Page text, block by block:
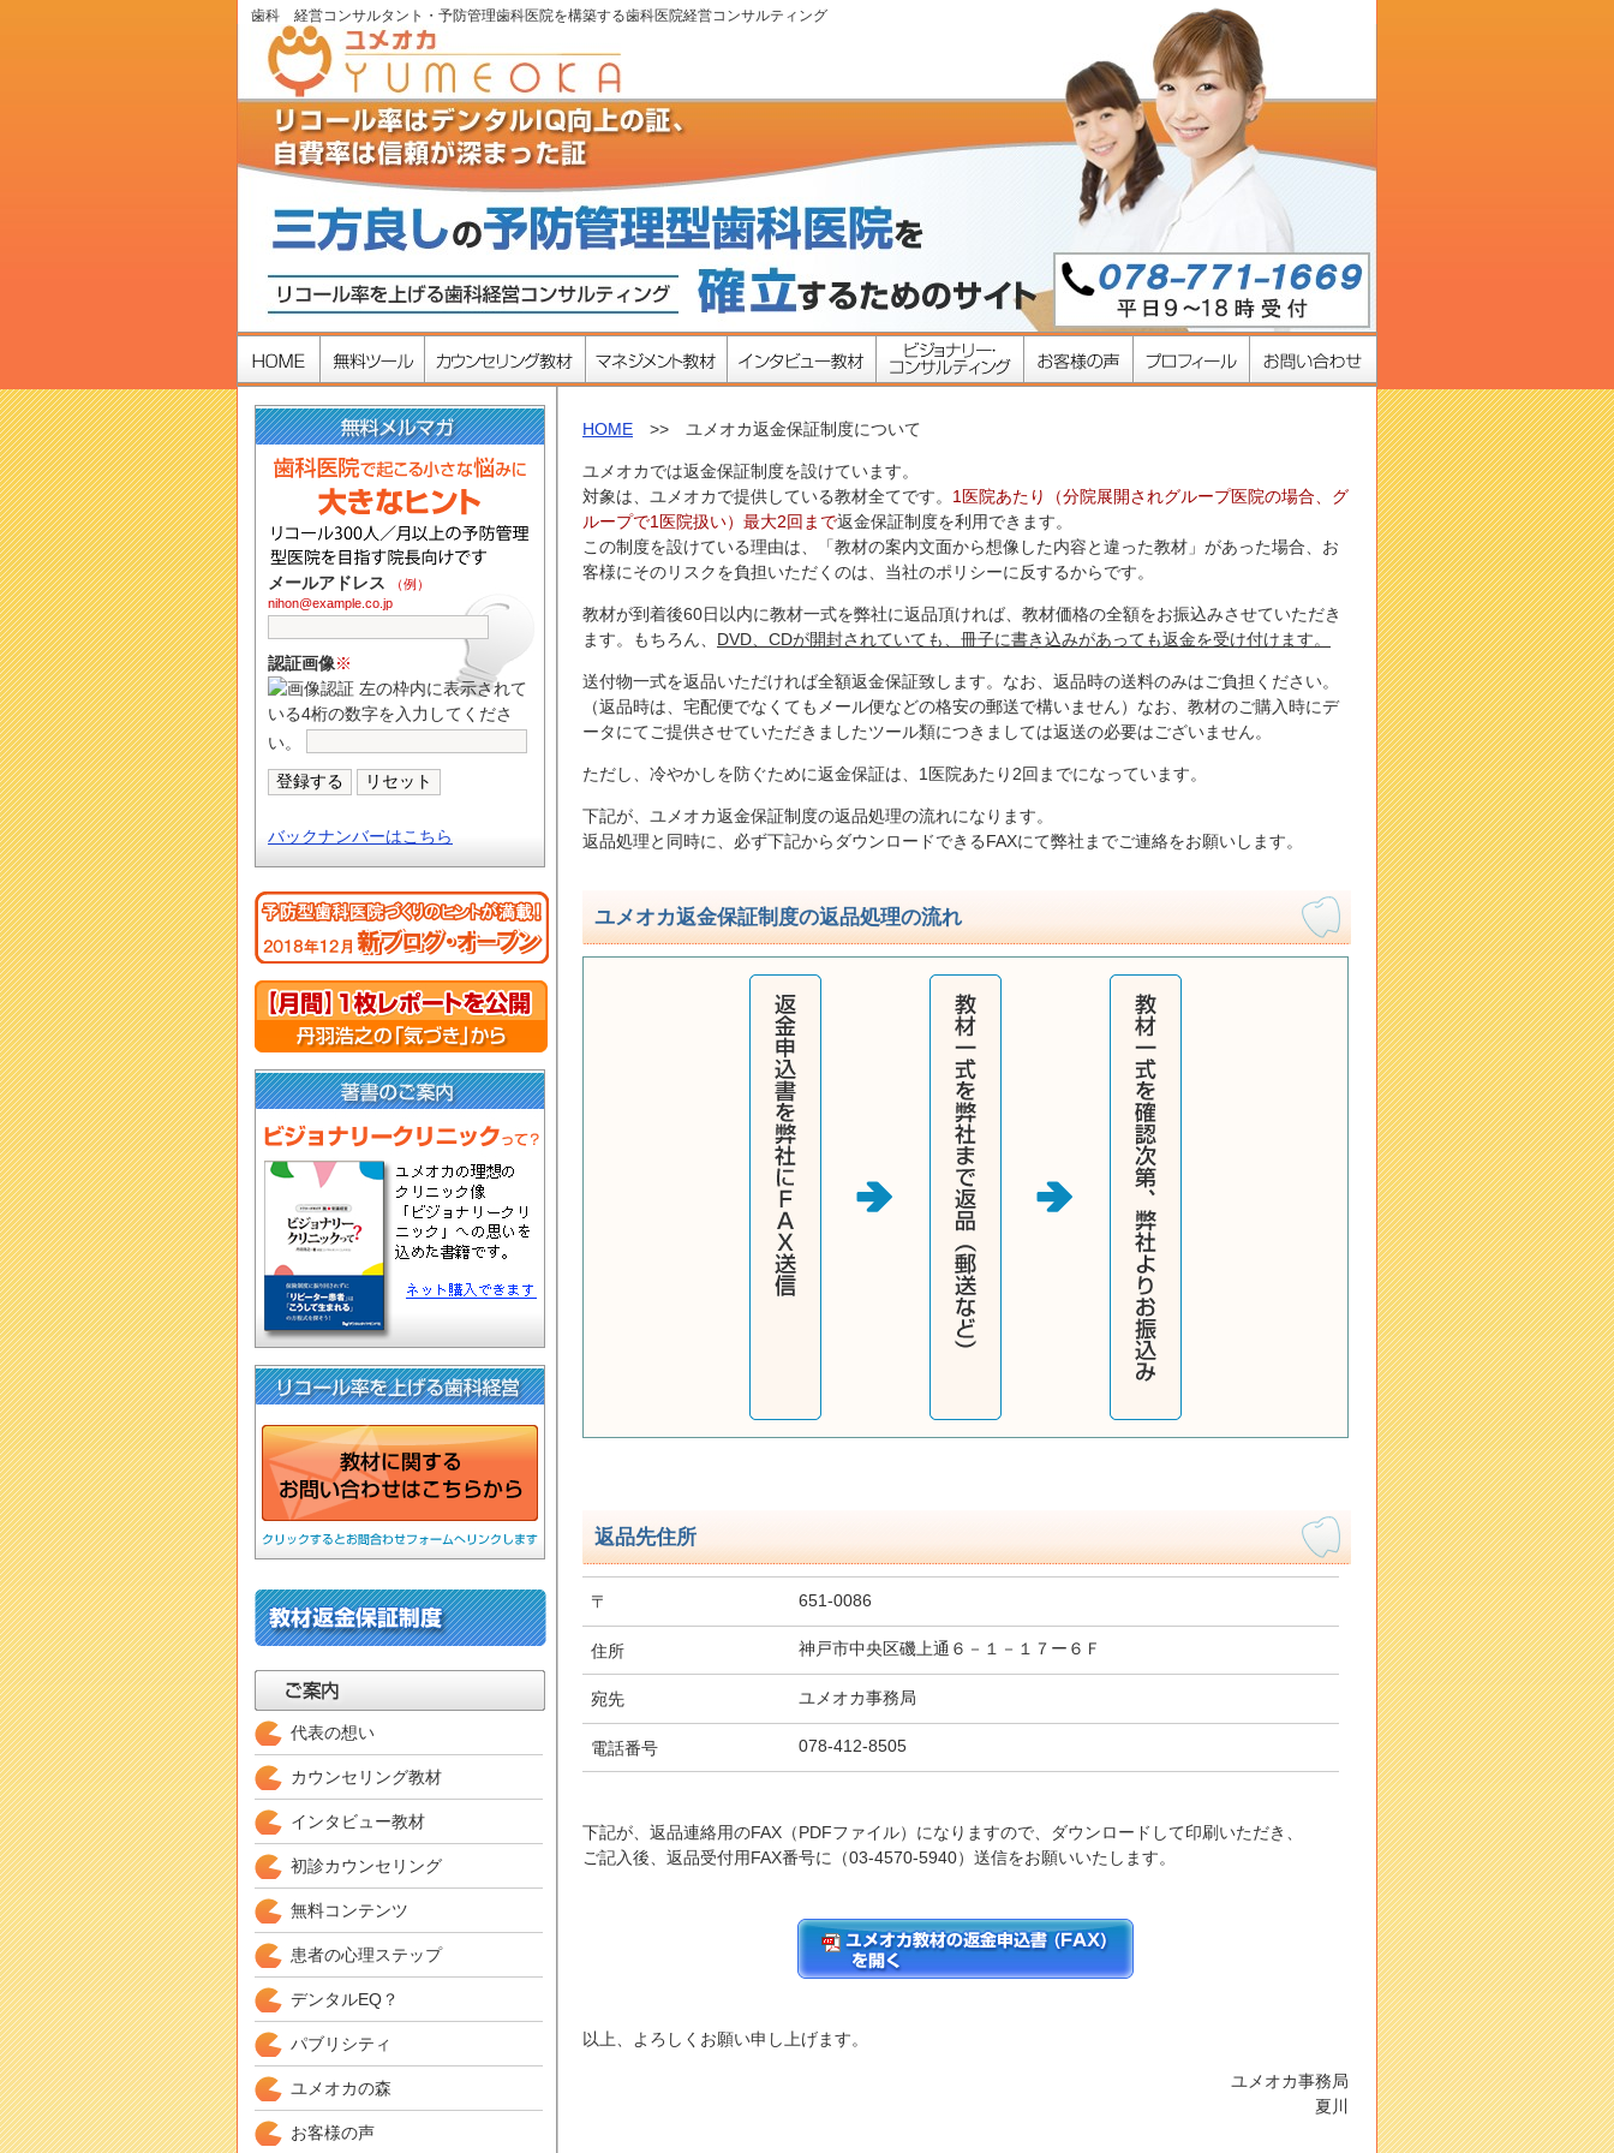
歯科 経営コンサルタント・予防管理歯科医院を構築する歯科医院経営コンサルティング
メールアドレス
（例）
nihon@example.co.jp
認証画像※
左の枠内に表示されて
いる4桁の数字を入力してくださ
い。
バックナンバーはこちら
代表の想い
カウンセリング教材
インタビュー教材
初診カウンセリング
無料コンテンツ
患者の心理ステップ
デンタルEQ？
パブリシティ
ユメオカの森
お客様の声
HOME >> ユメオカ返金保証制度について
ユメオカでは返金保証制度を設けています。
対象は、ユメオカで提供している教材全てです。 1医院あたり（分院展開されグループ医院の場合、グ
ループで1医院扱い）最大2回まで返金保証制度を利用できます。
この制度を設けている理由は、「教材の案内文面から想像した内容と違った教材」があった場合、お
客様にそのリスクを負担いただくのは、当社のポリシーに反するからです。
教材が到着後60日以内に教材一式を弊社に返品頂ければ、教材価格の全額をお振込みさせていただき
ます。もちろん、 DVD、CDが開封されていても、冊子に書き込みがあっても返金を受け付けます。
送付物一式を返品いただければ全額返金保証致します。なお、返品時の送料のみはご負担ください。
（返品時は、宅配便でなくてもメール便などの格安の郵送で構いません）なお、教材のご購入時にデ
ータにてご提供させていただきましたツール類につきましては返送の必要はございません。
ただし、冷やかしを防ぐために返金保証は、1医院あたり2回までになっています。
下記が、ユメオカ返金保証制度の返品処理の流れになります。
返品処理と同時に、必ず下記からダウンロードできるFAXにて弊社までご連絡をお願いします。
ユメオカ返金保証制度の返品処理の流れ
返品先住所
〒 651-0086
住所 神戸市中央区磯上通６－１－１７ー６Ｆ
宛先 ユメオカ事務局
電話番号 078-412-8505
下記が、返品連絡用のFAX（PDFファイル）になりますので、ダウンロードして印刷いただき、
ご記入後、返品受付用FAX番号に（03-4570-5940）送信をお願いいたします。
以上、よろしくお願い申し上げます。
ユメオカ事務局
夏川